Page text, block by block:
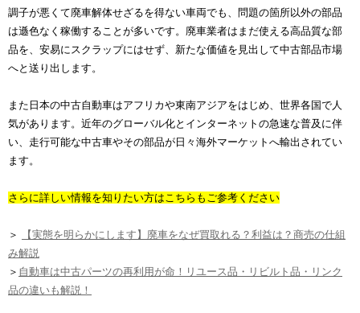
調子が悪くて廃車解体せざるを得ない車両でも、問題の箇所以外の部品
は遜色なく稼働することが多いです。廃車業者はまだ使える高品質な部
品を、安易にスクラップにはせず、新たな価値を見出して中古部品市場
へと送り出します。
また日本の中古自動車はアフリカや東南アジアをはじめ、世界各国で人
気があります。近年のグローバル化とインターネットの急速な普及に伴
い、走行可能な中古車やその部品が日々海外マーケットへ輸出されてい
ます。
さらに詳しい情報を知りたい方はこちらもご参考ください
＞
【実態を明らかにします】廃車をなぜ買取れる？利益は？商売の仕組
み解説
＞ 自動車は中古パーツの再利用が命！リユース品・リビルト品・リンク
品の違いも解説！